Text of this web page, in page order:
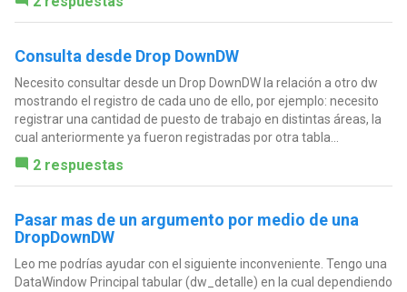
Consulta desde Drop DownDW
Necesito consultar desde un Drop DownDW la relación a otro dw
mostrando el registro de cada uno de ello, por ejemplo: necesito
registrar una cantidad de puesto de trabajo en distintas áreas, la
cual anteriormente ya fueron registradas por otra tabla...
2 respuestas
Pasar mas de un argumento por medio de una
DropDownDW
Leo me podrías ayudar con el siguiente inconveniente. Tengo una
DataWindow Principal tabular (dw_detalle) en la cual dependiendo